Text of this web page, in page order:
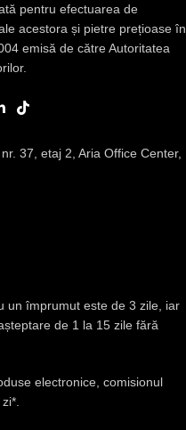
pentru efectuarea de
acestora și pietre prețioase în
emisă de către Autoritatea
37, etaj 2, Aria Office Center,
un împrumut este de 3 zile, iar
de 1 la 15 zile fără
electronice, comisionul